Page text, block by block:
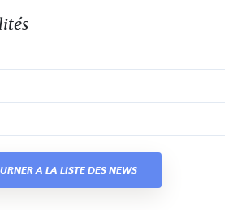
À LA LISTE DES NEWS